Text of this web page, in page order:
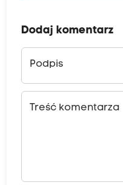
Dodaj komentarz
Podpis
Treść komentarza